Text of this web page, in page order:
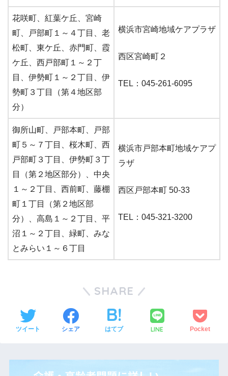
花咲町、紅葉ケ丘、宮崎
町、戸部町１～４丁目、老
松町、東ケ丘、赤門町、霞
ケ丘、西戸部町１～２丁
目、伊勢町１～２丁目、伊
勢町３丁目（第４地区部
分）
横浜市宮崎地域ケアプラザ
西区宮崎町２
TEL：045-261-6095
御所山町、戸部本町、戸部
町５～７丁目、桜木町、西
戸部町３丁目、伊勢町３丁
目（第２地区部分）、中央
１～２丁目、西前町、藤棚
町１丁目（第２地区部
分）、高島１～２丁目、平
沼１～２丁目、緑町、みな
とみらい１～６丁目
横浜市戸部本町地域ケアプ
ラザ
西区戸部本町 50-33
TEL：045-321-3200
SHARE
ツイート シェア はてブ LINE Pocket